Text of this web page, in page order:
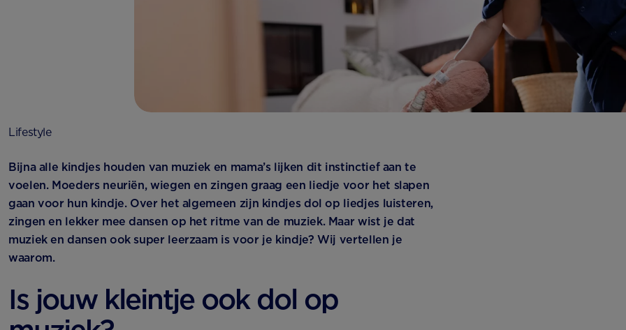
Lifestyle
Bijna alle kindjes houden van muziek en mama’s lijken dit instinctief aan te
voelen. Moeders neuriën, wiegen en zingen graag een liedje voor het slapen
gaan voor hun kindje. Over het algemeen zijn kindjes dol op liedjes luisteren,
zingen en lekker mee dansen op het ritme van de muziek. Maar wist je dat
muziek en dansen ook super leerzaam is voor je kindje? Wij vertellen je
waarom.
Is jouw kleintje ook dol op